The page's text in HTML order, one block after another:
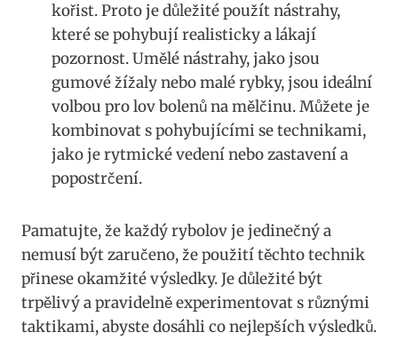
kořist. Proto je důležité použít⁣ nástrahy,
které ⁣se pohybují realisticky a ‍lákají
pozornost. Umělé nástrahy, jako jsou
gumové žížaly nebo malé rybky, jsou ideální⁤
volbou ⁤pro lov bolenů na mělčinu. Můžete je
kombinovat ‌s pohybujícími se⁤ technikami,
jako je rytmické vedení nebo zastavení a
popostrčení.
Pamatujte, že každý rybolov je jedinečný a
nemusí být zaručeno, že použití těchto technik
přinese okamžité výsledky. Je důležité být
trpělivý a pravidelně experimentovat s různými
taktikami, abyste dosáhli co nejlepších výsledků.